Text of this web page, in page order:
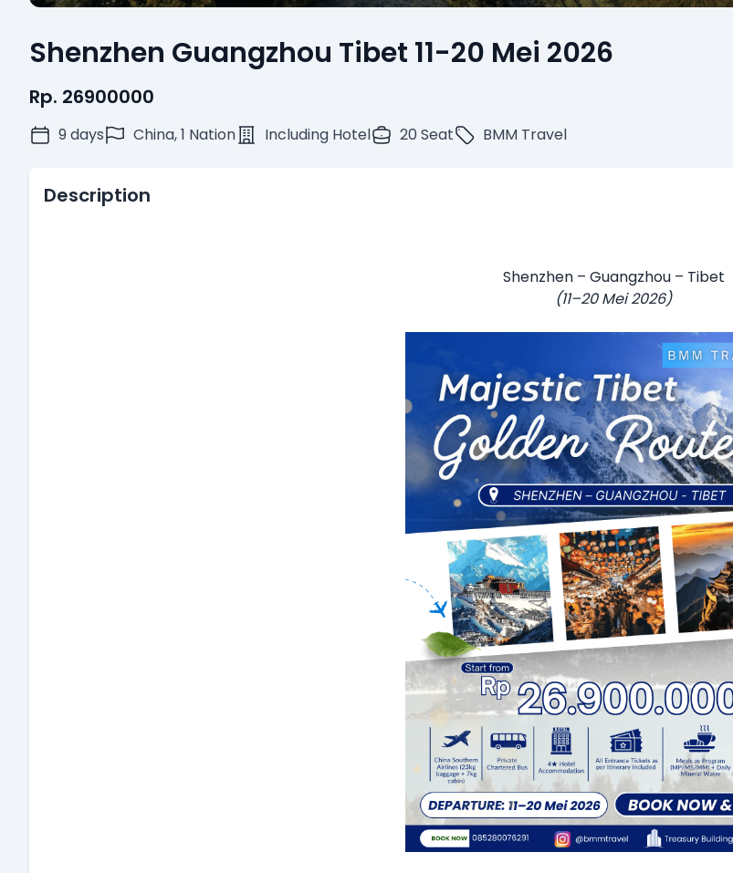
Shenzhen Guangzhou Tibet 11-20 Mei 2026
Rp. 26900000
9 days China, 1 Nation Including Hotel 20 Seat BMM Travel
Description
Shenzhen – Guangzhou – Tibet
(11–20 Mei 2026)